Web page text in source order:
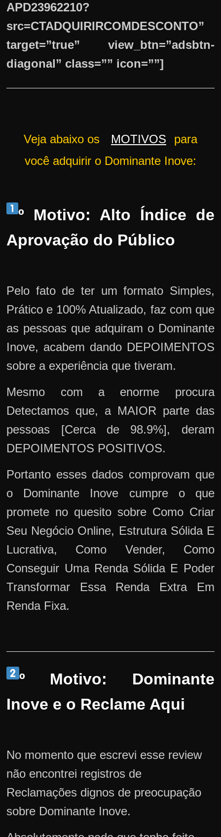
APD23962210?
src=CTADQUIRIRCOMDESCONTO”
target=”true” view_btn=”adsbtn-
diagonal” class=”” icon=””]
Veja abaixo os MOTIVOS
para
você adquirir o Dominante Inove:
º Motivo: Alto Índice de
Aprovação do Público
Pelo fato de ter um formato Simples,
Prático e 100% Atualizado, faz com que
as pessoas que adquiram o Dominante
Inove, acabem dando DEPOIMENTOS
sobre a experiência que tiveram.
Mesmo com a enorme procura
Detectamos que, a MAIOR parte das
pessoas [Cerca de 98.9%], deram
DEPOIMENTOS POSITIVOS.
Portanto esses dados comprovam que
o Dominante Inove cumpre o que
promete no quesito sobre Como Criar
Seu Negócio Online, Estrutura Sólida E
Lucrativa, Como Vender, Como
Conseguir Uma Renda Sólida E Poder
Transformar Essa Renda Extra Em
Renda Fixa.
º Motivo: Dominante
Inove e o Reclame Aqui
No momento que escrevi esse review
não encontrei registros de
Reclamações dignos de preocupação
sobre Dominante Inove.